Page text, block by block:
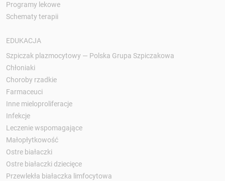
Programy lekowe
Schematy terapii
EDUKACJA
Szpiczak plazmocytowy — Polska Grupa Szpiczakowa
Chłoniaki
Choroby rzadkie
Farmaceuci
Inne mieloproliferacje
Infekcje
Leczenie wspomagające
Małopłytkowość
Ostre białaczki
Ostre białaczki dziecięce
Przewlekła białaczka limfocytowa